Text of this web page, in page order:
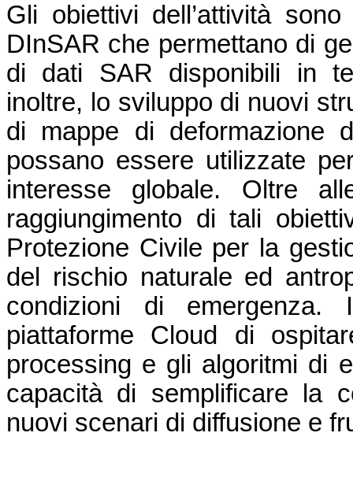
Gli obiettivi dell’attività
DInSAR che permettano di
di dati SAR disponibili in
inoltre, lo sviluppo di nuovi
di mappe di deformazione
possano essere utilizzate
interesse globale. Oltre
raggiungimento di tali
Protezione Civile per la
del rischio naturale ed
condizioni di emergenza.
piattaforme Cloud di
processing e gli algoritmi di
capacità di semplificare la
nuovi scenari di diffusione e